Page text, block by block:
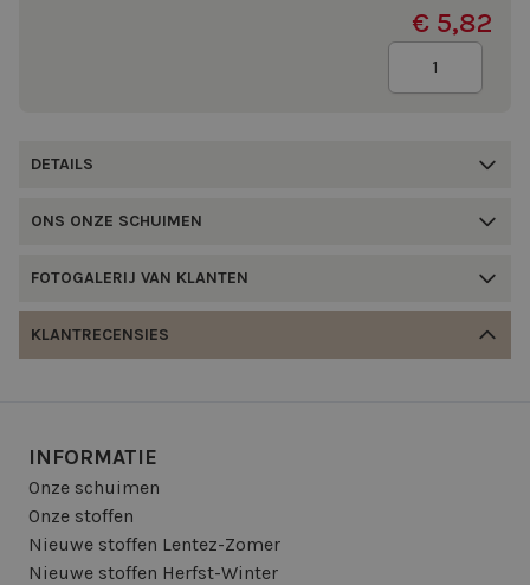
€ 5,82
DETAILS
ONS ONZE SCHUIMEN
FOTOGALERIJ VAN KLANTEN
KLANTRECENSIES
INFORMATIE
Onze schuimen
Onze stoffen
Nieuwe stoffen Lentez-Zomer
Nieuwe stoffen Herfst-Winter